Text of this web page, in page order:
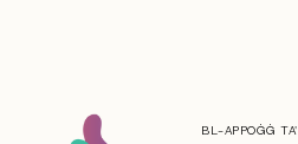
BL-APPOĠĠ TA'